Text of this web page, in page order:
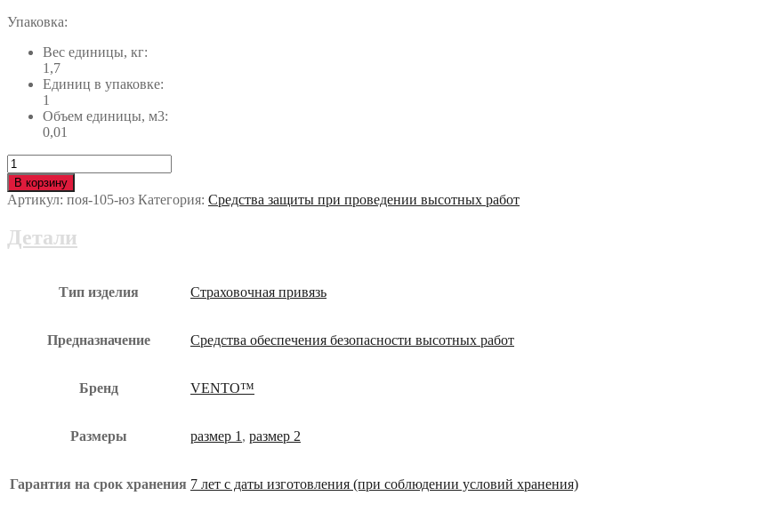
Упаковка:
Вес единицы, кг:
1,7
Единиц в упаковке:
1
Объем единицы, м3:
0,01
Количество
Привязь
VENTO
ВЫСОТА
поя-105-
В корзину
Артикул: поя-105-юз Категория: Средства защиты при проведении высотных работ
Детали
Тип изделия Страховочная привязь
Предназначение Средства обеспечения безопасности высотных работ
Бренд VENTO™
Размеры размер 1 , размер 2
Гарантия на срок хранения 7 лет с даты изготовления (при соблюдении условий хранения)